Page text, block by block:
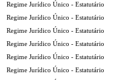
Regime Jurídico Único - Estatutário
Regime Jurídico Único - Estatutário
Regime Jurídico Único - Estatutário
Regime Jurídico Único - Estatutário
Regime Jurídico Único - Estatutário
Regime Jurídico Único - Estatutário